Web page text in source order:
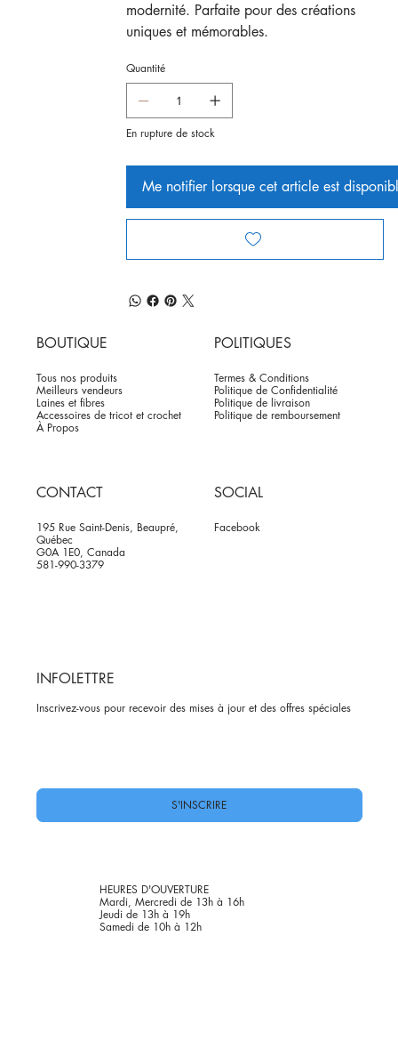
modernité. Parfaite pour des créations
uniques et mémorables.
Quantité
En rupture de stock
Me notifier lorsque cet article est
BOUTIQUE
Tous nos produits
Meilleurs vendeurs
Laines et fibres
Accessoires de tricot et crochet
À Propos
POLITIQUES
Termes & Conditions
Politique de Confidentialité
Politique de livraison
Politique de remboursement
CONTACT
195 Rue Saint-Denis, Beaupré,
Québec
G0A 1E0, Canada
581-990-3379
SOCIAL
Facebook
INFOLETTRE
Inscrivez-vous pour recevoir des mises à jour et des offres spéciales
S'INSCRIRE
HEURES D'OUVERTURE
Mardi, Mercredi de 13h à 16h
Jeudi de 13h à 19h
Samedi de 10h à 12h